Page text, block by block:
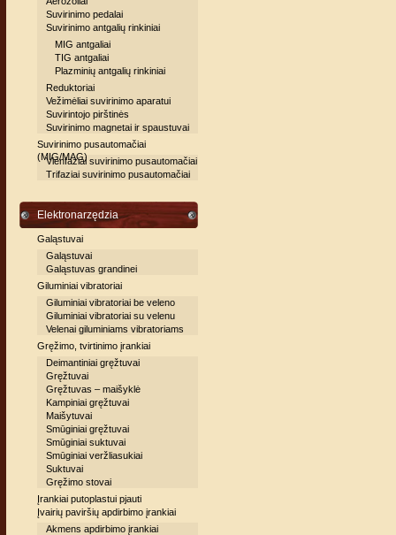
Suvirinimo pedalai
Suvirinimo antgalių rinkiniai
MIG antgaliai
TIG antgaliai
Plazminių antgalių rinkiniai
Reduktoriai
Vežimėliai suvirinimo aparatui
Suvirintojo pirštinės
Suvirinimo magnetai ir spaustuvai
Suvirinimo pusautomačiai
(MIG/MAG)
Vienfaziai suvirinimo pusautomačiai
Trifaziai suvirinimo pusautomačiai
Elektronarzędzia
Galąstuvai
Galąstuvai
Galąstuvas grandinei
Giluminiai vibratoriai
Giluminiai vibratoriai be veleno
Giluminiai vibratoriai su velenu
Velenai giluminiams vibratoriams
Gręžimo, tvirtinimo įrankiai
Deimantiniai gręžtuvai
Gręžtuvai
Gręžtuvas – maišyklė
Kampiniai gręžtuvai
Maišytuvai
Smūginiai gręžtuvai
Smūginiai suktuvai
Smūginiai veržliasukiai
Suktuvai
Gręžimo stovai
Įrankiai putoplastui pjauti
Įvairių paviršių apdirbimo įrankiai
Akmens apdirbimo įrankiai